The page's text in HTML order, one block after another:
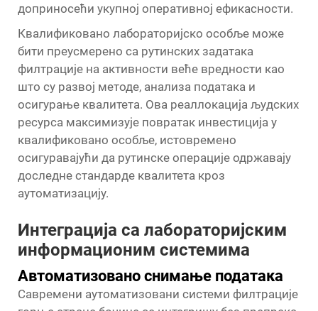
доприносећи укупној оперативној ефикасности.
Квалификовано лабораторијско особље може
бити преусмерено са рутинских задатака
филтрације на активности веће вредности као
што су развој методе, анализа података и
осигурање квалитета. Ова реаллокација људских
ресурса максимизује повратак инвестиција у
квалификовано особље, истовремено
осигуравајући да рутинске операције одржавају
доследне стандарде квалитета кроз
аутоматизацију.
Интеграција са лабораторијским
информационим системима
Автоматизовано снимање података
Савремени аутоматизовани системи филтрације